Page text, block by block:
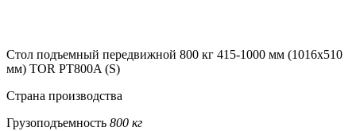
Стол подъемный передвижной 800 кг 415-1000 мм (1016х510
мм) TOR PT800A (S)
Страна производства
Грузоподъемность 800 кг